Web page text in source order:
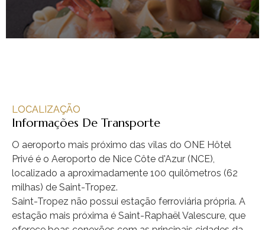
LOCALIZAÇÃO
Informações De Transporte
O aeroporto mais próximo das vilas do ONE Hôtel
Privé é o Aeroporto de Nice Côte d'Azur (NCE),
localizado a aproximadamente 100 quilômetros (62
milhas) de Saint-Tropez.
Saint-Tropez não possui estação ferroviária própria. A
estação mais próxima é Saint-Raphaël Valescure, que